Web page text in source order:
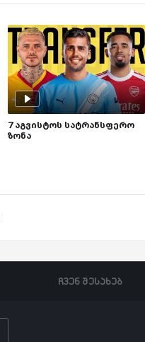
7 აგვისტოს სატრანსფერო
ზონა
ჩვენ შესახებ